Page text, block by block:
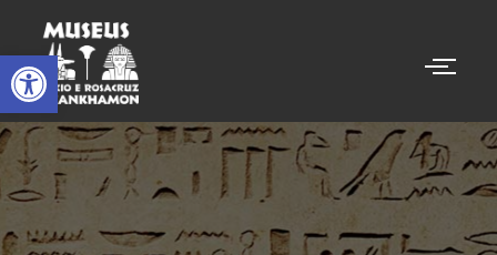
Abrir a barra de ferramentas